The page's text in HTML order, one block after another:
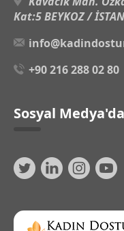
Kat:5 BEYKOZ /
+90 216 288 02 80
Sosyal